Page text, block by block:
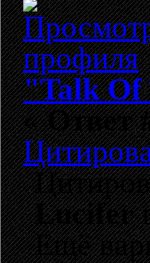
"Talk Of
«Ответ
Lucifer
Ещё